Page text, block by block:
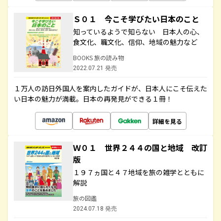
Ｓ０１ 今こそ学びたい日本のこと
知っているようで知らない 日本人の心、
食文化、職文化、信仰、地域の魅力など
BOOKS 旅の読み物
2022.07.21 発売
１万人の訪日外国人を案内したガイドが、日本人にこそ伝えた
い日本の魅力が満載。日本の再発見ができる１冊！
詳細を見る
Ｗ０１ 世界２４４の国と地域 改訂
版
１９７ヵ国と４７地域を旅の雑学とともに
解説
旅の図鑑
2024.07.18 発売